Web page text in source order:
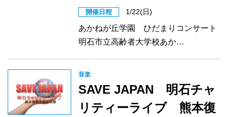
開催日程 1/22(日)
あかねが丘学園 ひだまりコンサート
明石市立高齢者大学校あか…
音楽
SAVE JAPAN 明石チャ
リティーライブ 熊本復